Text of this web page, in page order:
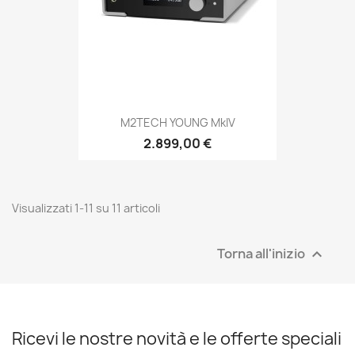
M2TECH YOUNG MkIV
2.899,00 €
Visualizzati 1-11 su 11 articoli
Torna all'inizio 
Ricevi le nostre novità e le offerte speciali